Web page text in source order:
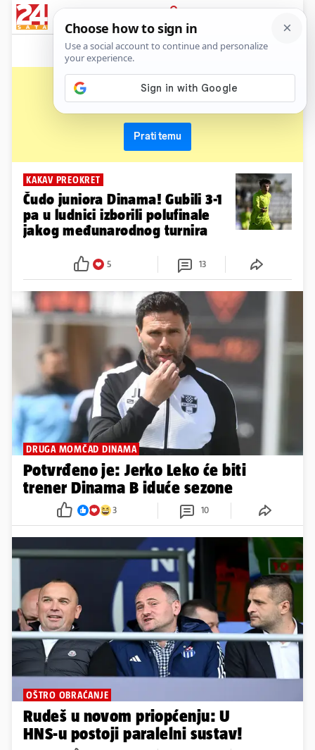
PRIJAVA
News
dinamo b
Prati temu
KAKAV PREOKRET
Čudo juniora Dinama! Gubili 3-1
pa u ludnici izborili polufinale
jakog međunarodnog turnira
5 13
DRUGA MOMČAD DINAMA
Potvrđeno je: Jerko Leko će biti
trener Dinama B iduće sezone
3 10
OŠTRO OBRAĆANJE
Rudeš u novom priopćenju: U
HNS-u postoji paralelni sustav!